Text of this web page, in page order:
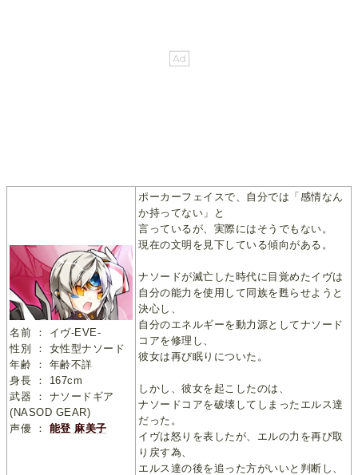
名前 ： イヴ-EVE-
性別 ： 女性型ナソード
年齢 ： 年齢不詳
身長 ： 167cm
武器 ： ナソードギア
(NASOD GEAR)
声優 ： 能登 麻美子
ポーカーフェイスで、自分では「感情なん
か持ってない」と
言っているが、実際にはそうでもない。
現在の文明を見下している傾向がある。
ナソードが滅亡した時代に目覚めたイヴは
自分の能力を使用して同族を甦らせようと
決心し、
自分のエネルギーを動力源としてナソード
コアを修理し、
彼女は再び眠りについた。
しかし、彼女を起こしたのは、
ナソードコアを破壊してしまったエルス達
だった。
イヴは怒りを表したが、エルの力を再び取
り戻す為、
エルス達の後を追った方がいいと判断し、